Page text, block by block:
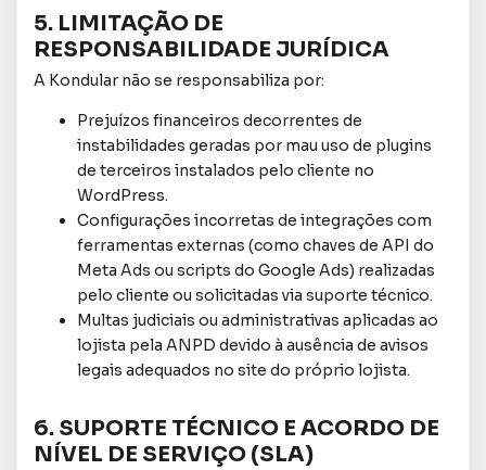
5. LIMITAÇÃO DE
RESPONSABILIDADE JURÍDICA
A Kondular não se responsabiliza por:
Prejuízos financeiros decorrentes de
instabilidades geradas por mau uso de plugins
de terceiros instalados pelo cliente no
WordPress.
Configurações incorretas de integrações com
ferramentas externas (como chaves de API do
Meta Ads ou scripts do Google Ads) realizadas
pelo cliente ou solicitadas via suporte técnico.
Multas judiciais ou administrativas aplicadas ao
lojista pela ANPD devido à ausência de avisos
legais adequados no site do próprio lojista.
6. SUPORTE TÉCNICO E ACORDO DE
NÍVEL DE SERVIÇO (SLA)